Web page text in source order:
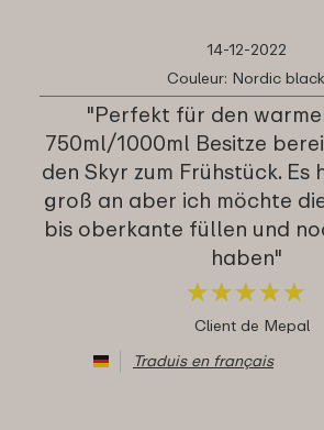
14-12-2022
Couleur: Nordic black
"Perfekt für den
750ml/1000ml Besitze
den Skyr zum Frühstück. Es
groß an aber ich möchte
bis oberkante füllen und
haben"
★★★★★
★★★★★
Client de Mepal
Traduis en français